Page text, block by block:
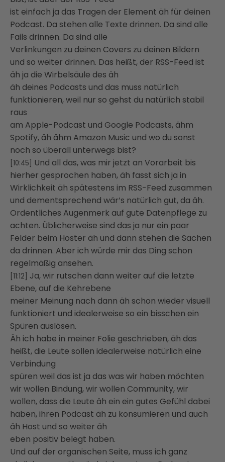
ist einfach ja das Tragen der Element äh für deinen
Podcast. Da stehen alle Texte drinnen. Da sind alle
Fails drinnen. Da sind alle
Verlinkungen zu deinen Covers zu deinen Bildern
und so weiter drinnen. Das heißt, der RSS-Feed ist
äh ja die Wirbelsäule des äh
äh deines Podcasts und das muss natürlich
funktionieren, weil nur so gehst du natürlich stabil
raus
am Apple-Podcast und Google Podcasts, ähm
Spotify, äh ähm Amazon Music und wo du sonst
noch so überall unterwegs bist?
[10:45]
Und all das, was mir jetzt an Vorarbeit bis
hierher gesprochen haben, äh fasst sich ja in
Wirklichkeit äh spätestens im RSS-Feed zusammen
und dementsprechend wär’s natürlich gut, da äh.
Ordentliches Augenmerk auf gute Datenpflege zu
achten. Üblicherweise sind das ja nur ein paar
Felder beim Hoster äh und dann stehen die Sachen
da drinnen. Aber ich würde mir das Ding schon
regelmäßig ansehen.
[11:12]
Ja, wir rutschen dann weiter auf die letzte
Ebene, auf die Kehrebene
meiner Meinung nach dann äh schon wieder visuell
funktioniert und idealerweise so ein bisschen ein
Spüren auslösen.
Äh ich habe in meiner Folie geschrieben, äh das
heißt, die Leute sollen idealerweise natürlich eine
Verbindung
spüren weil das ist ja das was wir haben möchten
wir wollen Bindung, wir wollen Community, wir
wollen, dass die Leute äh ein ein gutes Gefühl dabei
haben, ihren Podcast äh zu konsumieren und auch
äh Host und so weiter äh
eben positiv belegt haben.
Und auf der organischen Seite, muss ich ganz